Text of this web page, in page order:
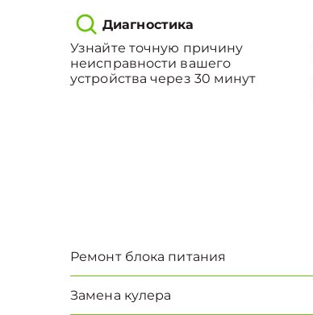
Диагностика
Узнайте точную причину
неисправности вашего
устройства через 30 минут
Ремонт блока питания
Замена кулера